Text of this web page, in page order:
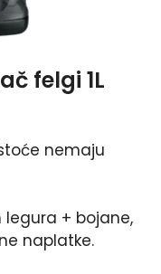
felgi 1L
nemaju
legura + bojane,
naplatke.